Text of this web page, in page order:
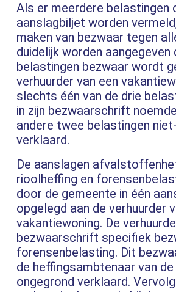
Als er meerdere belastingen
aanslagbiljet worden
maken van bezwaar tegen
duidelijk worden
belastingen bezwaar wordt
verhuurder van een
slechts één van de drie
in zijn bezwaarschrift
andere twee belastingen
verklaard.
De aanslagen
rioolheffing en
door de gemeente in één
opgelegd aan de verhuurder
vakantiewoning. De
bezwaarschrift specifiek
forensenbelasting. Dit
de heffingsambtenaar van
ongegrond verklaard.